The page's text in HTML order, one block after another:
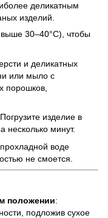
деликатным
изделий.
30–40°C), чтобы
и деликатных
или мыло с
порошков,
изделие в
несколько минут.
воде
не смоется.
положении:
подложив сухое